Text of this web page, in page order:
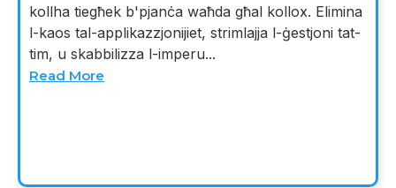
kollha tiegħek b'pjanċa waħda għal kollox. Elimina
l-kaos tal-applikazzjonijiet, strimlajja l-ġestjoni tat-
tim, u skabbilizza l-imperu...
Read More